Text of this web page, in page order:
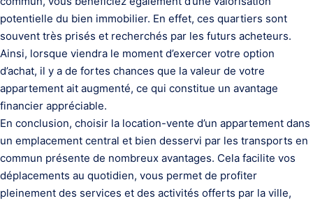
potentielle du bien immobilier. En effet, ces quartiers sont
souvent très prisés et recherchés par les futurs acheteurs.
Ainsi, lorsque viendra le moment d’exercer votre option
d’achat, il y a de fortes chances que la valeur de votre
appartement ait augmenté, ce qui constitue un avantage
financier appréciable.
En conclusion, choisir la location-vente d’un appartement dans
un emplacement central et bien desservi par les transports en
commun présente de nombreux avantages. Cela facilite vos
déplacements au quotidien, vous permet de profiter
pleinement des services et des activités offerts par la ville,